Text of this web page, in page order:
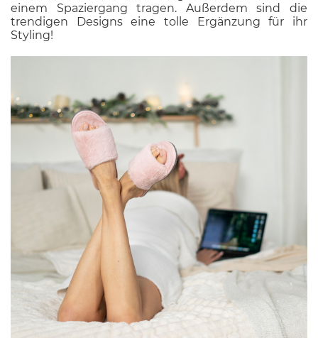
einem Spaziergang tragen. Außerdem sind die
trendigen Designs eine tolle Ergänzung für ihr
Styling!